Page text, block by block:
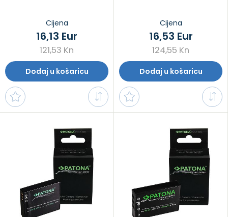
Cijena
121,53 Kn
16,13 Eur
Dodaj u košaricu
Cijena
124,55 Kn
16,53 Eur
Dodaj u košaricu